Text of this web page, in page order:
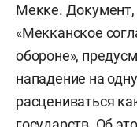
Мекке. Документ,
«Мекканское
обороне»,
нападение на
расцениваться